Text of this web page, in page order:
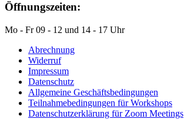
Öffnungszeiten:
Mo - Fr 09 - 12 und 14 - 17 Uhr
Abrechnung
Widerruf
Impressum
Datenschutz
Allgemeine Geschäftsbedingungen
Teilnahmebedingungen für Workshops
Datenschutzerklärung für Zoom Meetings